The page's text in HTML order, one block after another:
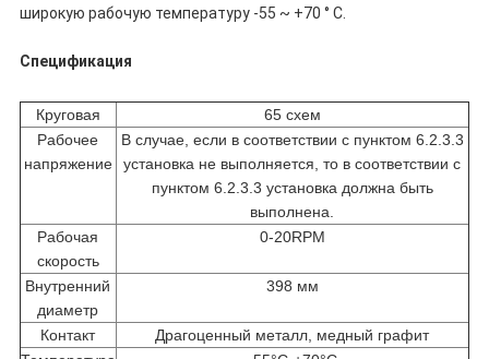
широкую рабочую температуру -55 ~ +70 ° C.
Спецификация
Круговая
65 схем
Рабочее
напряжение
В случае, если в соответствии с пунктом 6.2.3.3
установка не выполняется, то в соответствии с
пунктом 6.2.3.3 установка должна быть
выполнена.
Рабочая
скорость
0-20RPM
Внутренний
диаметр
398 мм
Контакт
Драгоценный металл, медный графит